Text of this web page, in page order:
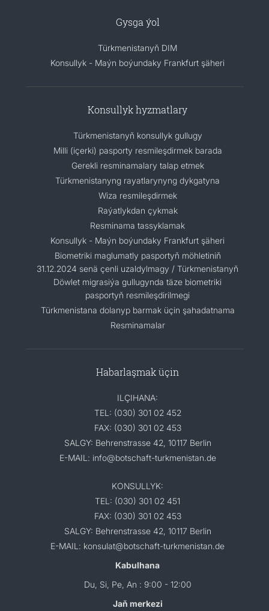
Gysga ýol
Türkmenistanyň DIM
Konsullyk - Maýn boýundaky Frankfurt şäheri
Konsullyk hyzmatlary
Türkmenistanyň konsullyk gullugy
Milli (içerki) pasporty resmileşdirmek barada
Gerekli resminamalary talap etmek
Türkmenistanyng rayatlarynyng dykgatyna
Wiza resmileşdirmek
Raýatlykdan çykmak
Resminama tassyklamak
Konsullyk - Maýn boýundaky Frankfurt şäheri
Biometriki maglumatly pasportyň möhletiniň
31.12.2024 senä çenli uzaldylmagy / Türkmenistanyň
Döwlet migrasiýa gullugynda täze biometriki
pasportyň resmileşdirilmegi
Türkmenistana dolanyp barmak üçin şahadatnama
Resminamalar
Habarlaşmak üçin
ILÇIHANA:
TEL: (030) 301 02 452
FAX: (030) 301 02 453
SALGY: Behrenstrasse 42, 10117 Berlin
E-MAIL: info@botschaft-turkmenistan.de
KONSULLYK:
TEL: (030) 301 02 451
FAX: (030) 301 02 453
SALGY: Behrenstrasse 42, 10117 Berlin
E-MAIL: konsulat@botschaft-turkmenistan.de
Kabulhana
Du, Si, Pe, An : 9:00 - 12:00
Jaň merkezi